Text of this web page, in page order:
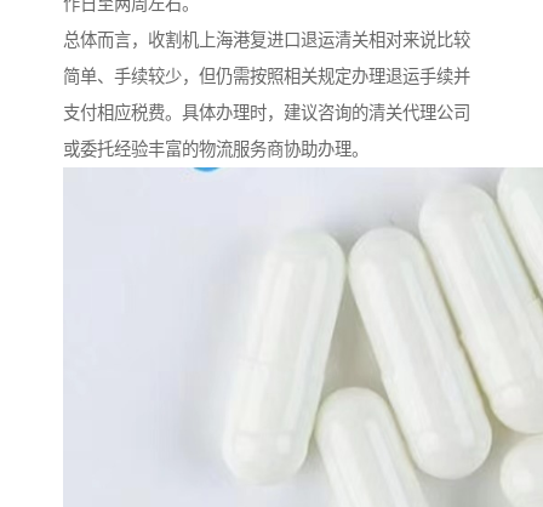
作日至两周左右。
总体而言，收割机上海港复进口退运清关相对来说比较
简单、手续较少，但仍需按照相关规定办理退运手续并
支付相应税费。具体办理时，建议咨询的清关代理公司
或委托经验丰富的物流服务商协助办理。